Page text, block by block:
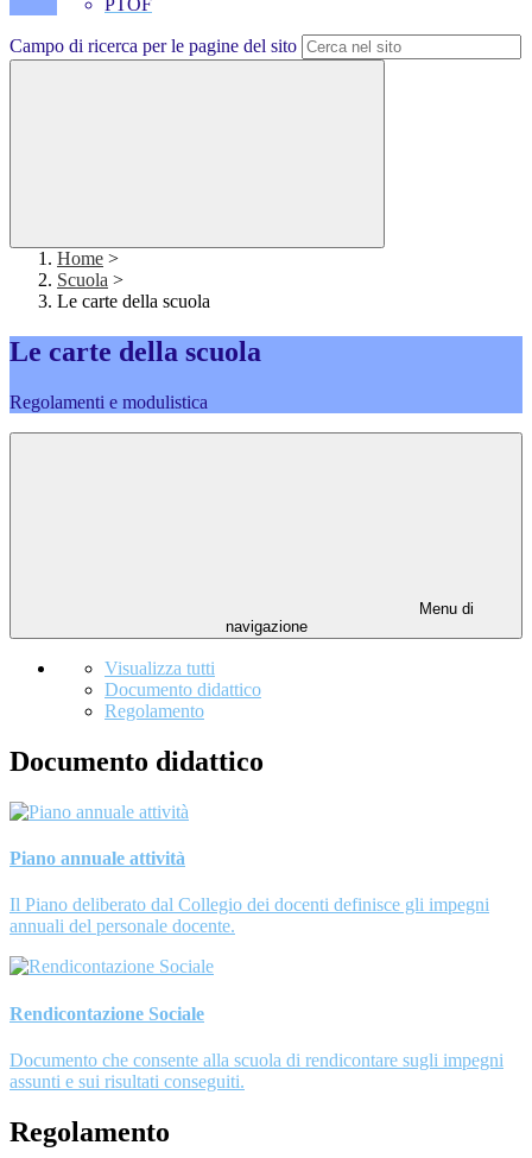
PTOF
Campo di ricerca per le pagine del sito
Home >
Scuola >
Le carte della scuola
Le carte della scuola
Regolamenti e modulistica
Menu di
navigazione
Visualizza tutti
Documento didattico
Regolamento
Documento didattico
Piano annuale attività
Il Piano deliberato dal Collegio dei docenti definisce gli impegni
annuali del personale docente.
Rendicontazione Sociale
Documento che consente alla scuola di rendicontare sugli impegni
assunti e sui risultati conseguiti.
Regolamento